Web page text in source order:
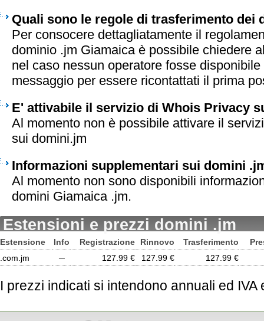
Quali sono le regole di trasferimento dei
Per consocere dettagliatamente il
dominio .jm Giamaica è possibile chiedere
nel caso nessun operatore fosse
messaggio per essere ricontattati il prima
E' attivabile il servizio di Whois Privacy
Al momento non è possibile attivare il
sui domini.jm
Informazioni supplementari sui domini
Al momento non sono disponibili
domini Giamaica .jm.
Estensioni e prezzi domini .jm
Estensione Info Registrazione Rinnovo Trasferimento
.com.jm
─ 127.99 € 127.99 € 127.99 €
I prezzi indicati si intendono annuali ed IVA